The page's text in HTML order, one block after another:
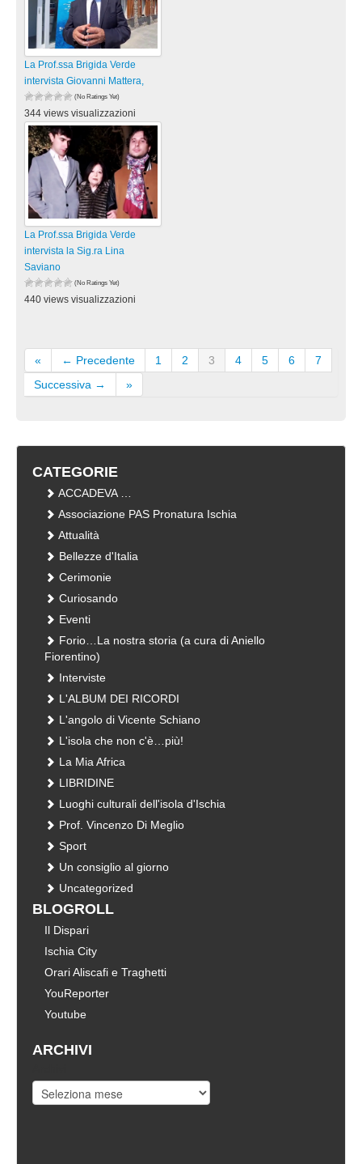
La Prof.ssa Brigida Verde
intervista Giovanni Mattera,
(No Ratings Yet)
344 views visualizzazioni
La Prof.ssa Brigida Verde
intervista la Sig.ra Lina
Saviano
(No Ratings Yet)
440 views visualizzazioni
« ← Precedente 1 2 3 4 5 6
7
Successiva →
»
CATEGORIE
ACCADEVA …
Associazione PAS Pronatura Ischia
Attualità
Bellezze d'Italia
Cerimonie
Curiosando
Eventi
Forio…La nostra storia (a cura di Aniello
Fiorentino)
Interviste
L'ALBUM DEI RICORDI
L'angolo di Vicente Schiano
L'isola che non c'è…più!
La Mia Africa
LIBRIDINE
Luoghi culturali dell'isola d'Ischia
Prof. Vincenzo Di Meglio
Sport
Un consiglio al giorno
Uncategorized
BLOGROLL
Il Dispari
Ischia City
Orari Aliscafi e Traghetti
YouReporter
Youtube
ARCHIVI